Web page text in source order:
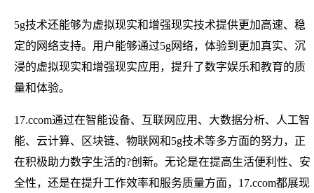
5g技术还能够为虚拟现实和增强现实技术提供更加高速、稳
定的网络支持。用户能够通过5g网络，体验到更加真实、沉
浸的虚拟现实和增强现实应用，提升了数字娱乐和教育的质
量和体验。
17.ccom通过在智能设备、互联网应用、大数据分析、人工智
能、云计算、区块链、物联网和5g技术等多方面的努力，正
在积极助力数字生活的?创新。无论是在提高生活便利性、安
全性，还是在提升工作效率和服务质量方面，17.ccom都展现